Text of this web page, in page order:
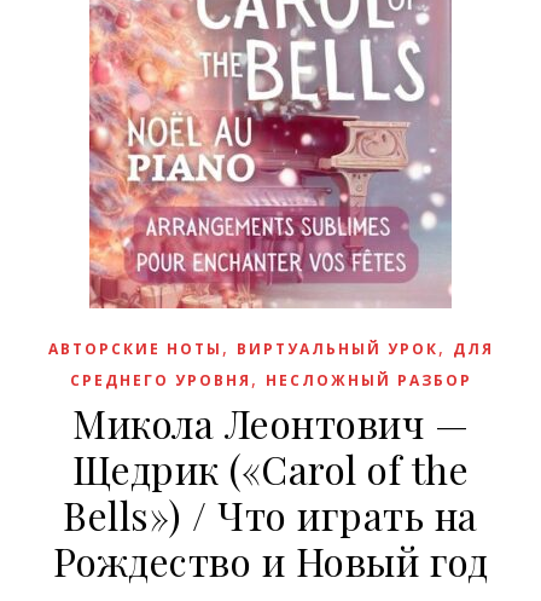
АВТОРСКИЕ НОТЫ , ВИРТУАЛЬНЫЙ УРОК, ДЛЯ
СРЕДНЕГО УРОВНЯ , НЕСЛОЖНЫЙ РАЗБОР
Микола Леонтович —
Щедрик («Carol of the
Bells») / Что играть на
Рождество и Новый год